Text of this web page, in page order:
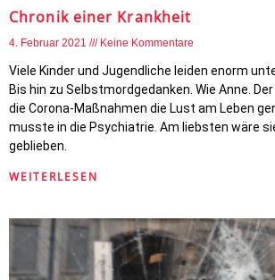
Chronik einer Krankheit
4. Februar 2021 Keine Kommentare
Viele Kinder und Jugendliche leiden enorm
Bis hin zu Selbstmordgedanken. Wie Anne.
die Corona-Maßnahmen die Lust am Leben
musste in die Psychiatrie. Am liebsten wäre
geblieben.
WEITERLESEN